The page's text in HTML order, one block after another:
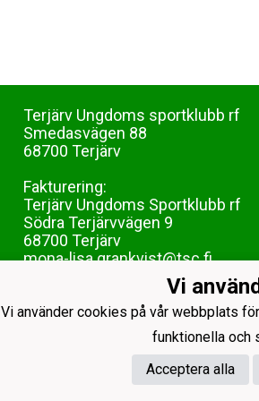
Terjärv Ungdoms sportklubb rf
Smedasvägen 88
68700 Terjärv
Fakturering:
Terjärv Ungdoms Sportklubb rf
Södra Terjärvvägen 9
68700 Terjärv
mona-lisa.grankvist@tsc.fi
Vi
Vi använder cookies på vår webbplats
funktionella och
Acceptera alla